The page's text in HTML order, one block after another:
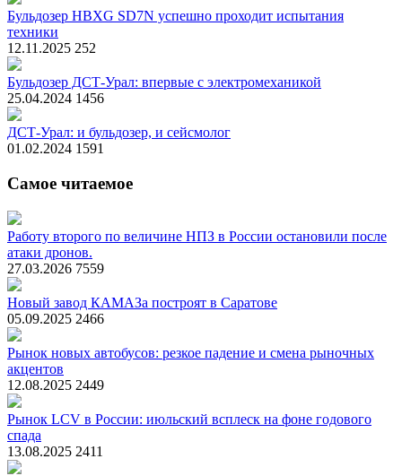
Бульдозер HBXG SD7N успешно проходит испытания
техники
12.11.2025 252
Бульдозер ДСТ-Урал: впервые с электромеханикой
25.04.2024 1456
ДСТ-Урал: и бульдозер, и сейсмолог
01.02.2024 1591
Самое читаемое
Работу второго по величине НПЗ в России остановили после
атаки дронов.
27.03.2026 7559
Новый завод КАМАЗа построят в Саратове
05.09.2025 2466
Рынок новых автобусов: резкое падение и смена рыночных
акцентов
12.08.2025 2449
Рынок LCV в России: июльский всплеск на фоне годового
спада
13.08.2025 2411